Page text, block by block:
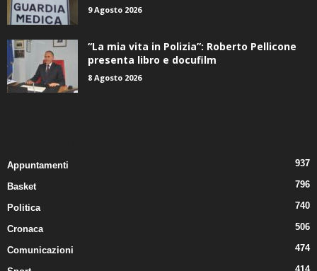
9 Agosto 2026
“La mia vita in Polizia”: Roberto Pellicone
presenta libro e docufilm
8 Agosto 2026
Appuntamenti 937
Basket 796
Politica 740
Cronaca 506
Comunicazioni 474